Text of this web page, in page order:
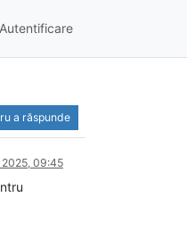
Autentificare
a răspunde
2025, 09:45